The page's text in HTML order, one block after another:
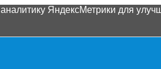
ЯндексМетрики для